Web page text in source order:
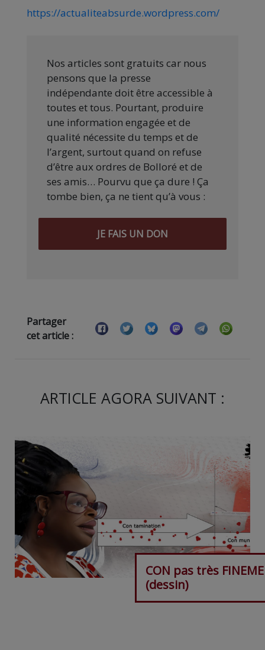
https://actualiteabsurde.wordpress.com/
Nos articles sont gratuits car nous
pensons que la presse
indépendante doit être accessible à
toutes et tous. Pourtant, produire
une information engagée et de
qualité nécessite du temps et de
l’argent, surtout quand on refuse
d’être aux ordres de Bolloré et de
ses amis… Pourvu que ça dure ! Ça
tombe bien, ça ne tient qu’à vous :
JE FAIS UN DON
Partager
cet article :
ARTICLE AGORA SUIVANT :
CON pas très
(dessin)